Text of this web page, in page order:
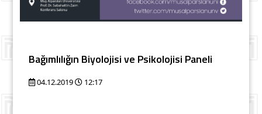
Bağımlılığın Biyolojisi ve Psikolojisi Paneli
04.12.2019 12:17